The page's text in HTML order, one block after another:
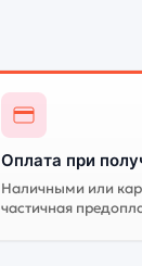
Оплата при
Наличными или
частичная